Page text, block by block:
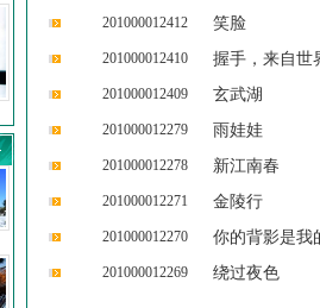
201000012412 笑脸
201000012410 握手，来自世
201000012409 玄武湖
201000012279 雨娃娃
201000012278 新江南春
201000012271 金陵行
201000012270 你的背影是我
201000012269 绕过夜色